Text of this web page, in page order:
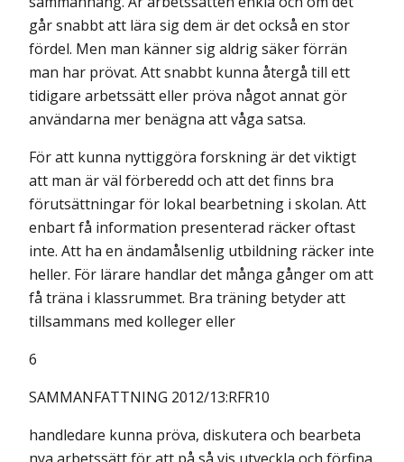
går snabbt att lära sig dem är det också en stor
fördel. Men man känner sig aldrig säker förrän
man har prövat. Att snabbt kunna återgå till ett
tidigare arbetssätt eller pröva något annat gör
användarna mer benägna att våga satsa.
För att kunna nyttiggöra forskning är det viktigt
att man är väl förberedd och att det finns bra
förutsättningar för lokal bearbetning i skolan. Att
enbart få information presenterad räcker oftast
inte. Att ha en ändamålsenlig utbildning räcker inte
heller. För lärare handlar det många gånger om att
få träna i klassrummet. Bra träning betyder att
tillsammans med kolleger eller
6
SAMMANFATTNING 2012/13:RFR10
handledare kunna pröva, diskutera och bearbeta